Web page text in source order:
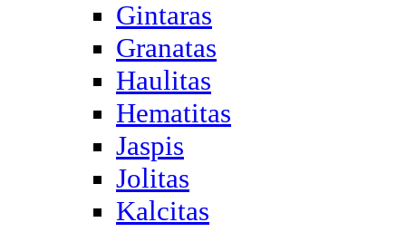
Gintaras
Granatas
Haulitas
Hematitas
Jaspis
Jolitas
Kalcitas